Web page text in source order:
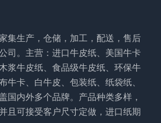
集生产，仓储，加工，配送，售后
司。主营：进口牛皮纸、美国牛卡
浆牛皮纸、食品级牛皮纸、环保牛
牛卡、白牛皮、包装纸、纸袋纸、
国内外多个品牌。产品种类多样，
且可接受客户尺寸定做，进口纸期